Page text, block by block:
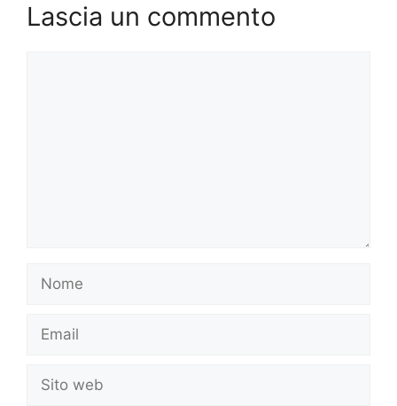
Lascia un commento
Nome
Email
Sito
web